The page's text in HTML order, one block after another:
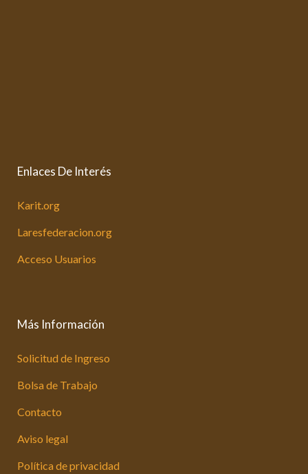
Enlaces De Interés
Karit.org
Laresfederacion.org
Acceso Usuarios
Más Información
Solicitud de Ingreso
Bolsa de Trabajo
Contacto
Aviso legal
Política de privacidad